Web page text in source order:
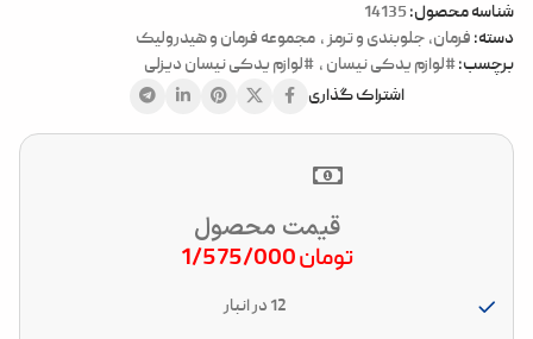
شناسه محصول:14135
دسته: فرمان، جلوبندی و ترمز, مجموعه فرمان و هیدرولیک
برچسب:#لوازم یدکی نیسان , #لوازم یدکی نیسان دیزلی
اشتراک گذاری
قیمت محصول
تومان
12 در انبار